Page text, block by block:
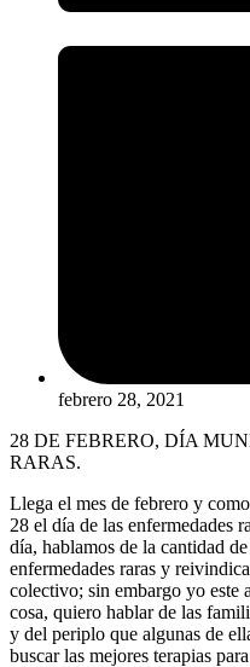
febrero 28, 2021
28 DE FEBRERO, DÍA
RARAS.
Llega el mes de febrero y
28 el día de las enfermedades
día, hablamos de la cantidad
enfermedades raras y
colectivo; sin embargo yo este
cosa, quiero hablar de las
y del periplo que algunas de
buscar las mejores terapias